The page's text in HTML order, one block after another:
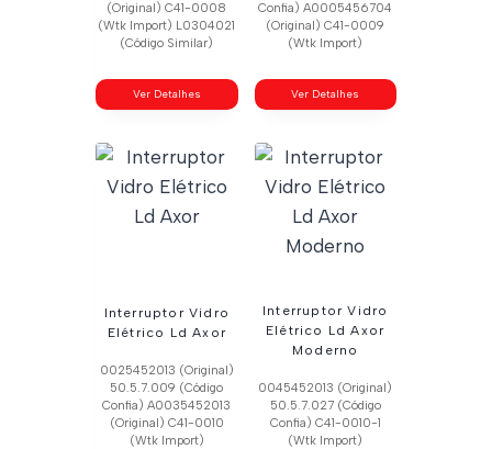
(Original) C41-0008
(Wtk Import) L0304021
(Código Similar)
Ver Detalhes
Confia) A0005456704
(Original) C41-0009
(Wtk Import)
Ver Detalhes
Interruptor Vidro
Elétrico Ld Axor
0025452013 (Original)
50.5.7.009 (Código
Confia) A0035452013
(Original) C41-0010
(Wtk Import)
Interruptor Vidro
Elétrico Ld Axor
Moderno
0045452013 (Original)
50.5.7.027 (Código
Confia) C41-0010-1
(Wtk Import)